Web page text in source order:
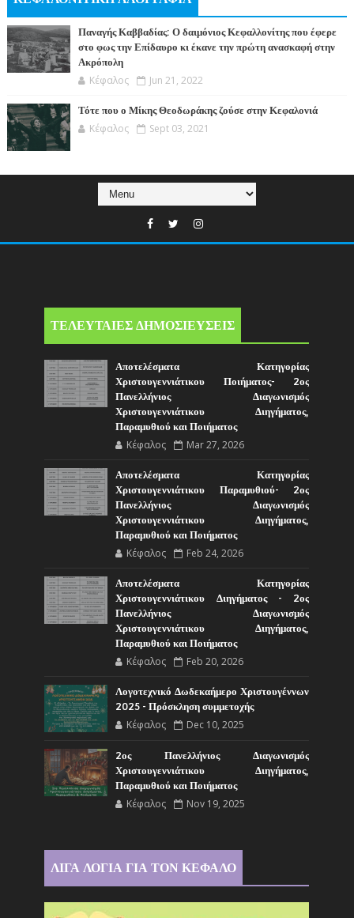
Παναγής Καββαδίας: Ο δαιμόνιος Κεφαλλονίτης που έφερε
στο φως την Επίδαυρο κι έκανε την πρώτη ανασκαφή στην
Ακρόπολη
Κέφαλος Jun 21, 2022
Τότε που ο Μίκης Θεοδωράκης ζούσε στην Κεφαλονιά
Κέφαλος Sept 03, 2021
ΤΕΛΕΥΤΑΙΕΣ ΔΗΜΟΣΙΕΥΣΕΙΣ
Αποτελέσματα Κατηγορίας
Χριστουγεννιάτικου Ποιήματος- 2ος
Πανελλήνιος Διαγωνισμός
Χριστουγεννιάτικου Διηγήματος,
Παραμυθιού και Ποιήματος
Κέφαλος Mar 27, 2026
Αποτελέσματα Κατηγορίας
Χριστουγεννιάτικου Παραμυθιού- 2ος
Πανελλήνιος Διαγωνισμός
Χριστουγεννιάτικου Διηγήματος,
Παραμυθιού και Ποιήματος
Κέφαλος Feb 24, 2026
Αποτελέσματα Κατηγορίας
Χριστουγεννιάτικου Διηγήματος - 2ος
Πανελλήνιος Διαγωνισμός
Χριστουγεννιάτικου Διηγήματος,
Παραμυθιού και Ποιήματος
Κέφαλος Feb 20, 2026
Λογοτεχνικό Δωδεκαήμερο Χριστουγέννων
2025 - Πρόσκληση συμμετοχής
Κέφαλος Dec 10, 2025
2ος Πανελλήνιος Διαγωνισμός
Χριστουγεννιάτικου Διηγήματος,
Παραμυθιού και Ποιήματος
Κέφαλος Nov 19, 2025
ΛΙΓΑ ΛΟΓΙΑ ΓΙΑ ΤΟΝ ΚΕΦΑΛΟ